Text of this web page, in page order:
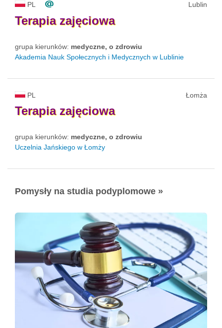
PL Lublin
Terapia zajęciowa
grupa kierunków: medyczne, o zdrowiu
Akademia Nauk Społecznych i Medycznych w Lublinie
PL Łomża
Terapia zajęciowa
grupa kierunków: medyczne, o zdrowiu
Uczelnia Jańskiego w Łomży
Pomysły na studia podyplomowe »